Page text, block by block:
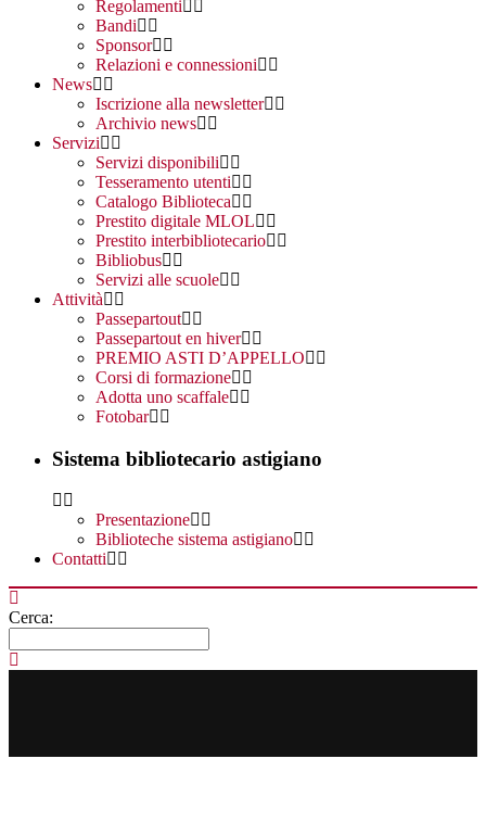
Regolamenti
Bandi
Sponsor
Relazioni e connessioni
News
Iscrizione alla newsletter
Archivio news
Servizi
Servizi disponibili
Tesseramento utenti
Catalogo Biblioteca
Prestito digitale MLOL
Prestito interbibliotecario
Bibliobus
Servizi alle scuole
Attività
Passepartout
Passepartout en hiver
PREMIO ASTI D’APPELLO
Corsi di formazione
Adotta uno scaffale
Fotobar
Sistema bibliotecario astigiano
Presentazione
Biblioteche sistema astigiano
Contatti
Cerca: